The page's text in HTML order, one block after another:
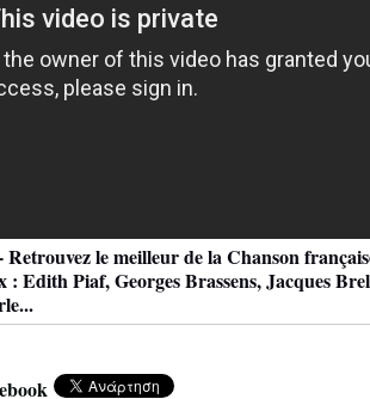
Retrouvez le meilleur de la Chanson
: Edith Piaf, Georges Brassens, Jacques